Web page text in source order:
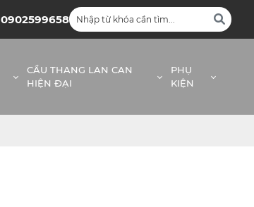
0902599658
CẦU THANG LAN CAN
HIỆN ĐẠI
PHỤ
KIỆN